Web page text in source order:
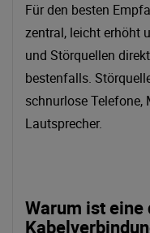
Für den besten
zentral, leicht erhöht
und Störquellen
bestenfalls.
schnurlose Telefone,
Lautsprecher.
Warum ist